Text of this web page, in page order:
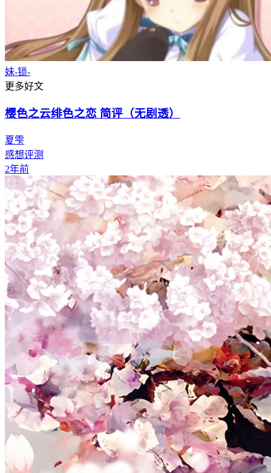
妹-锁-
更多好文
樱色之云绯色之恋 简评（无剧透）
夏雫
感想评测
2年前